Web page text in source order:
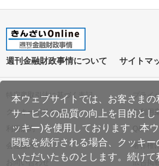
本ウェブサイトでは、お客さまの
サービスの品質の向上を目的とし
ッキー)を使用しております。本
閲覧を続行される場合、クッキ
いただいたものとします。続け
週刊金融財政事情について サイトマ
特定商取引法に基づく表記
プライ
クッキーポリシー
ご利用
利用規約
Q&A
会社案内
著作権
お問い合わせ
広告掲